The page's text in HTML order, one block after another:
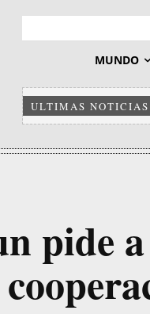
MUNDO
ULTIMAS NOTICIAS
pide